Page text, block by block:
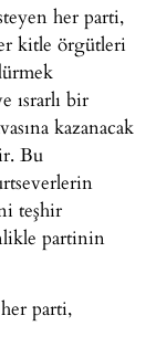
her parti,
kitle örgütleri
ısrarlı bir
kazanacak
Bu
teşhir
partinin
parti,